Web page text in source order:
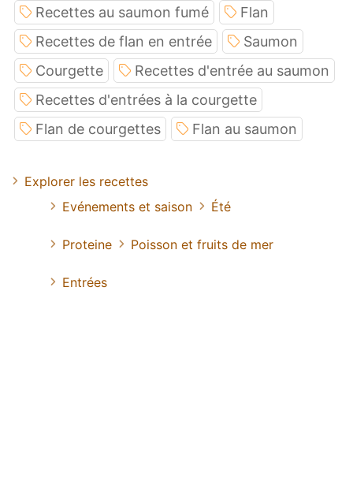
Recettes au saumon fumé
Flan
Recettes de flan en entrée
Saumon
Courgette
Recettes d'entrée au saumon
Recettes d'entrées à la courgette
Flan de courgettes
Flan au saumon
Explorer les recettes
Evénements et saison
Été
Proteine Poisson et fruits de mer
Entrées